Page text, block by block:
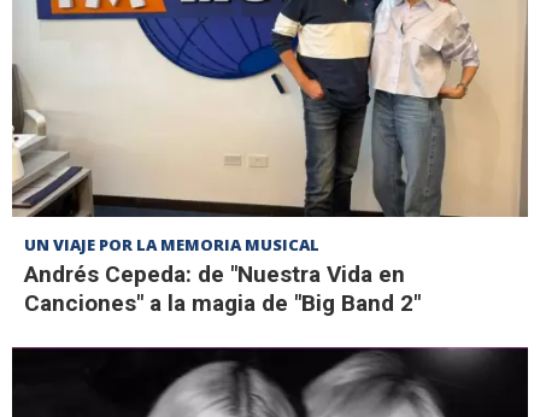
UN VIAJE POR LA MEMORIA MUSICAL
Andrés Cepeda: de "Nuestra Vida en
Canciones" a la magia de "Big Band 2"